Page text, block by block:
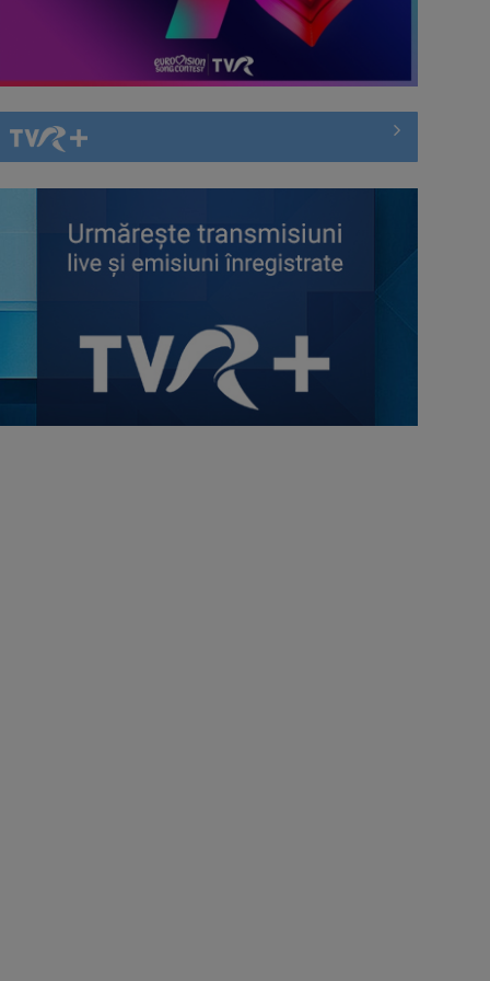
domeniul migrației (CRJ): Mulți
migranți ...
migrant din Bangladesh: Este
foarte ...
„Jucăriile” pentru copii care promit
să combată sentimentul de
vinovăție al ...